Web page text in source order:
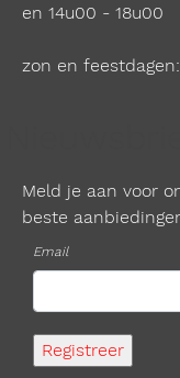
en 14u00 - 18u00
zon en
Meld je aan voor
beste
Email